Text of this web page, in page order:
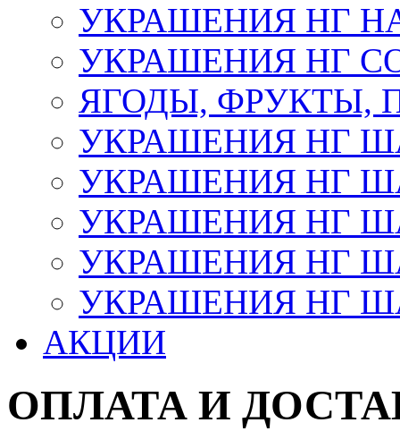
УКРАШЕНИЯ НГ
УКРАШЕНИЯ НГ
ЯГОДЫ, ФРУКТЫ,
УКРАШЕНИЯ НГ
УКРАШЕНИЯ НГ
УКРАШЕНИЯ НГ
УКРАШЕНИЯ НГ
УКРАШЕНИЯ НГ
АКЦИИ
ОПЛАТА И